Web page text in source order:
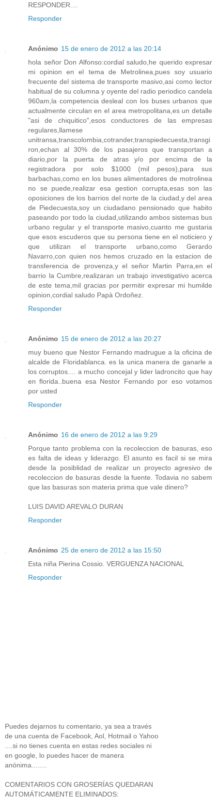
RESPONDER....
Responder
Anónimo 15 de enero de 2012 a las 20:14
hola señor Don Alfonso:cordial saludo,he querido expresar
mi opinion en el tema de Metrolinea,pues soy usuario
frecuente del sistema de transporte masivo,asi como lector
habitual de su columna y oyente del radio periodico candela
960am,la competencia desleal con los buses urbanos que
actualmente circulan en el area metropolitana,es un detalle
"asi de chiquitico",esos conductores de las empresas
regulares,llamese
unitransa,transcolombia,cotrander,transpiedecuesta,transgi
ron,echan al 30% de los pasajeros que transportan a
diario,por la puerta de atras y/o por encima de la
registradora por solo $1000 (mil pesos),para sus
barbachas,como en los buses alimentadores de motrolinea
no se puede,realizar esa gestion corrupta,esas son las
oposiciones de los barrios del norte de la ciudad,y del area
de Piedecuesta,soy un ciudadano pensionado que habito
paseando por todo la ciudad,utilizando ambos sistemas bus
urbano regular y el transporte masivo,cuanto me gustaria
que esos escuderos que su persona tiene en el noticiero y
que utilizan el transporte urbano,como Gerardo
Navarro,con quien nos hemos cruzado en la estacion de
transferencia de provenza,y el señor Martin Parra,en el
barrio la Cumbre,realizaran un trabajo investigativo acerca
de este tema,mil gracias por permitir expresar mi humilde
opinion,cordial saludo Papà Ordoñez.
Responder
Anónimo 15 de enero de 2012 a las 20:27
muy bueno que Nestor Fernando madrugue a la oficina de
alcalde de Floridablanca. es la unica manera de ganarle a
los corruptos.... a mucho concejal y lider ladroncito que hay
en florida..buena esa Nestor Fernando por eso votamos
por usted
Responder
Anónimo 16 de enero de 2012 a las 9:29
Porque tanto problema con la recoleccion de basuras, eso
es falta de ideas y liderazgo. El asunto es facil si se mira
desde la posiblidad de realizar un proyecto agresivo de
recoleccion de basuras desde la fuente. Todavia no sabem
que las basuras son materia prima que vale dinero?
LUIS DAVID AREVALO DURAN
Responder
Anónimo 25 de enero de 2012 a las 15:50
Esta niña Pierina Cossio. VERGUENZA NACIONAL
Responder
Puedes dejarnos tu comentario, ya sea a través
de una cuenta de Facebook, Aol, Hotmail o Yahoo
....si no tienes cuenta en estas redes sociales ni
en google, lo puedes hacer de manera
anónima........
COMENTARIOS CON GROSERÍAS QUEDARAN
AUTOMÁTICAMENTE ELIMINADOS: